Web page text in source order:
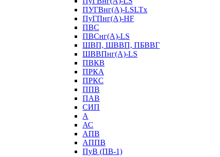
ПУГВнг(А)-LSLTx
ПуГПнг(А)-HF
ПВС
ПВСнг(А)-LS
ШВП, ШВВП, ПБВВГ
ШВВПнг(А)-LS
ПВКВ
ПРКА
ПРКС
ППВ
ПАВ
СИП
А
АС
АПВ
АППВ
ПуВ (ПВ-1)